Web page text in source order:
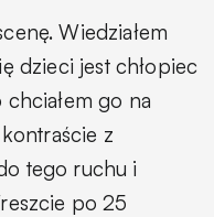
Wiedziałem
dzieci jest chłopiec
go na
z
tego ruchu i
po 25